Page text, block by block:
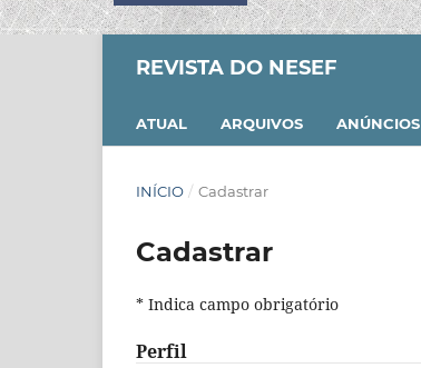
REVISTA DO NESEF
ATUAL ARQUIVOS ANÚNCIOS
INÍCIO / Cadastrar
Cadastrar
* Indica campo obrigatório
Perfil